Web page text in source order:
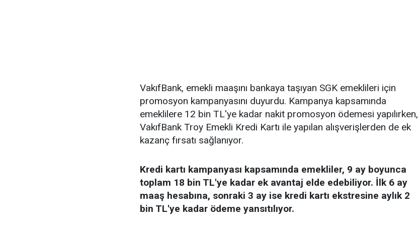
VakıfBank, emekli maaşını bankaya taşıyan SGK emeklileri için
promosyon kampanyasını duyurdu. Kampanya kapsamında
emeklilere 12 bin TL'ye kadar nakit promosyon ödemesi yapılırken,
VakıfBank Troy Emekli Kredi Kartı ile yapılan alışverişlerden de ek
kazanç fırsatı sağlanıyor.
Kredi kartı kampanyası kapsamında emekliler, 9 ay boyunca
toplam 18 bin TL'ye kadar ek avantaj elde edebiliyor. İlk 6 ay
maaş hesabına, sonraki 3 ay ise kredi kartı ekstresine aylık 2
bin TL'ye kadar ödeme yansıtılıyor.